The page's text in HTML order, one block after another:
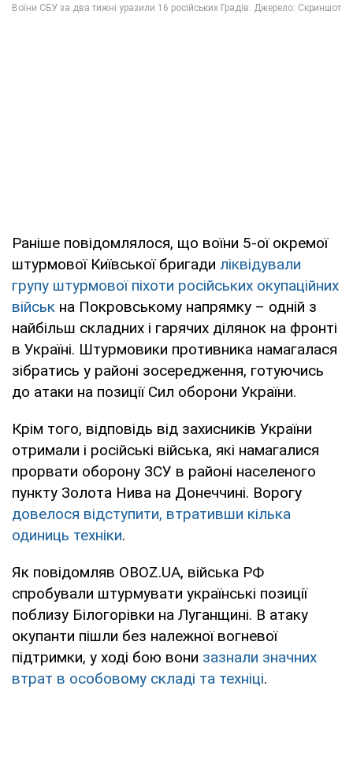
Раніше повідомлялося, що воїни 5-ої окремої
штурмової Київської бригади ліквідували
групу штурмової піхоти російських окупаційних
військ на Покровському напрямку – одній з
найбільш складних і гарячих ділянок на фронті
в Україні. Штурмовики противника намагалася
зібратись у районі зосередження, готуючись
до атаки на позиції Сил оборони України.
Крім того, відповідь від захисників України
отримали і російські війська, які намагалися
прорвати оборону ЗСУ в районі населеного
пункту Золота Нива на Донеччині. Ворогу
довелося відступити, втративши кілька
одиниць техніки.
Як повідомляв OBOZ.UA, війська РФ
спробували штурмувати українські позиції
поблизу Білогорівки на Луганщині. В атаку
окупанти пішли без належної вогневої
підтримки, у ході бою вони зазнали значних
втрат в особовому складі та техніці.